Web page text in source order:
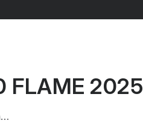
FLAME 2025